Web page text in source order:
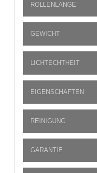
ROLLENLÄNGE
GEWICHT
LICHTECHTHEIT
EIGENSCHAFTEN
REINIGUNG
GARANTIE